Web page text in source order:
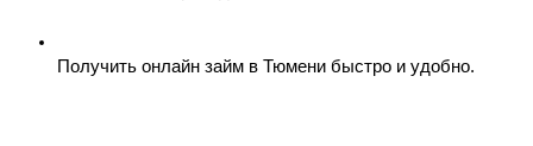
Получить онлайн займ в Тюмени быстро и удобно.